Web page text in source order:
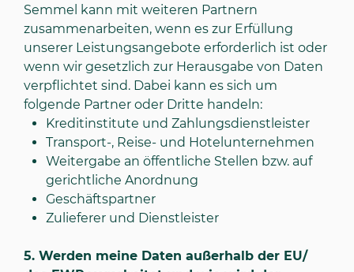
Semmel kann mit weiteren Partnern
zusammenarbeiten, wenn es zur Erfüllung
unserer Leistungsangebote erforderlich ist oder
wenn wir gesetzlich zur Herausgabe von Daten
verpflichtet sind. Dabei kann es sich um
folgende Partner oder Dritte handeln:
Kreditinstitute und Zahlungsdienstleister
Transport-, Reise- und Hotelunternehmen
Weitergabe an öffentliche Stellen bzw. auf
gerichtliche Anordnung
Geschäftspartner
Zulieferer und Dienstleister
5. Werden meine Daten außerhalb der EU/